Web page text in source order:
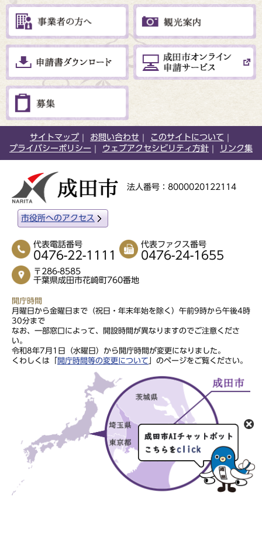
サイトマップ お問い合わせ
このサイトについて
プライバシーポリシー
ウェブアクセシビリティ方針 リンク集
法人番号：8000020122114
市役所へのアクセス
代表電話番号
0476-22-1111
代表ファクス番号
0476-24-1655
〒286-8585
千葉県成田市花崎町760番地
開庁時間
月曜日から金曜日まで（祝日・年末年始を除く）午前9時から午後4時
30分まで
なお、一部窓口によって、開設時間が異なりますのでご注意くださ
い。
令和8年7月1日（水曜日）から開庁時間が変更になりました。
くわしくは「
開庁時間等の変更について 」のページをご覧ください。